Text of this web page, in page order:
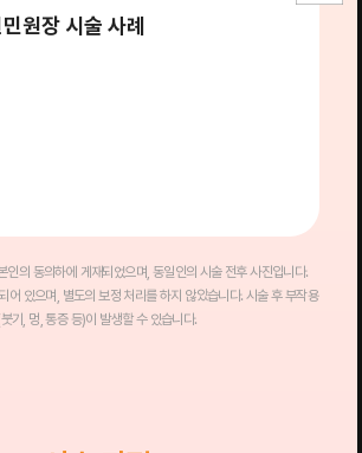
원장 시술 사례
인의 동의하에 게재되었으며, 동일인의 시술 전후 사진입니다.
어 있으며, 별도의 보정 처리를 하지 않았습니다. 시술 후 부작용
기, 멍, 통증 등)이 발생할 수 있습니다.